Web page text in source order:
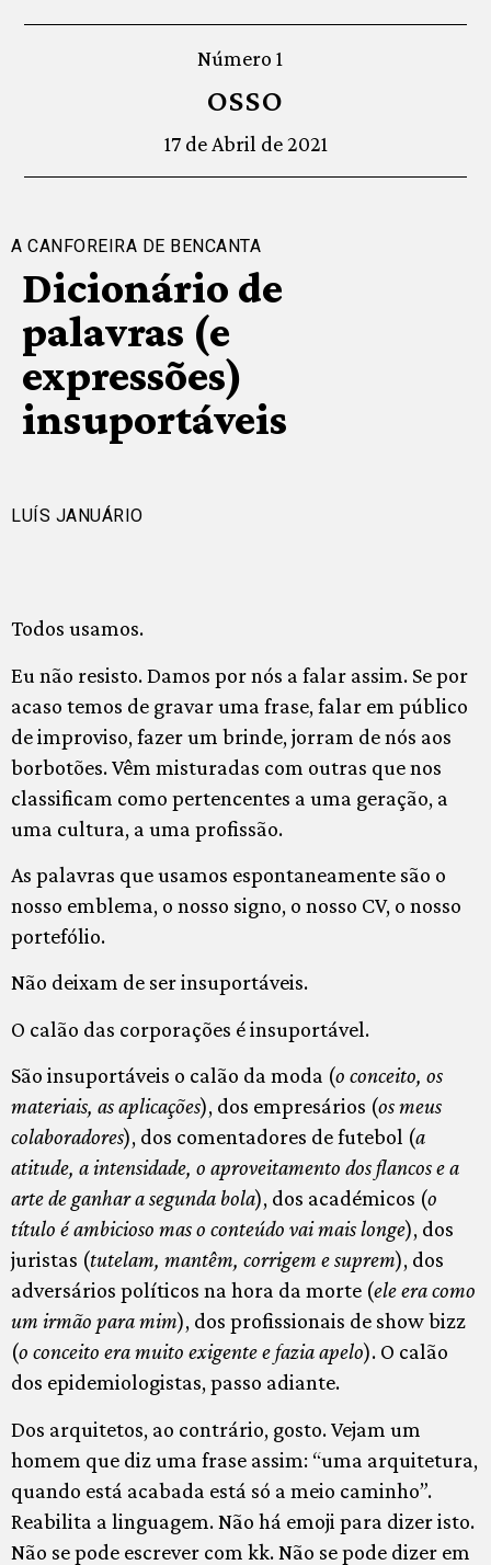
Número 1
OSSO
17 de Abril de 2021
A CANFOREIRA DE BENCANTA
Dicionário de
palavras (e
expressões)
insuportáveis
LUÍS JANUÁRIO
Todos usamos.
Eu não resisto. Damos por nós a falar assim. Se por
acaso temos de gravar uma frase, falar em público
de improviso, fazer um brinde, jorram de nós aos
borbotões. Vêm misturadas com outras que nos
classificam como pertencentes a uma geração, a
uma cultura, a uma profissão.
As palavras que usamos espontaneamente são o
nosso emblema, o nosso signo, o nosso CV, o nosso
portefólio.
Não deixam de ser insuportáveis.
O calão das corporações é insuportável.
São insuportáveis o calão da moda (o conceito, os
materiais, as aplicações), dos empresários (os meus
colaboradores), dos comentadores de futebol (a
atitude, a intensidade, o aproveitamento dos flancos e a
arte de ganhar a segunda bola), dos académicos (o
título é ambicioso mas o conteúdo vai mais longe), dos
juristas (tutelam, mantêm, corrigem e suprem), dos
adversários políticos na hora da morte (eleera como
um irmão para mim), dos profissionais de show bizz
(o conceito era muito exigente e fazia apelo). O calão
dos epidemiologistas, passo adiante.
Dos arquitetos, ao contrário, gosto. Vejam um
homem que diz uma frase assim: “uma arquitetura,
quando está acabada está só a meio caminho”.
Reabilita a linguagem. Não há emoji para dizer isto.
Não se pode escrever com kk. Não se pode dizer em